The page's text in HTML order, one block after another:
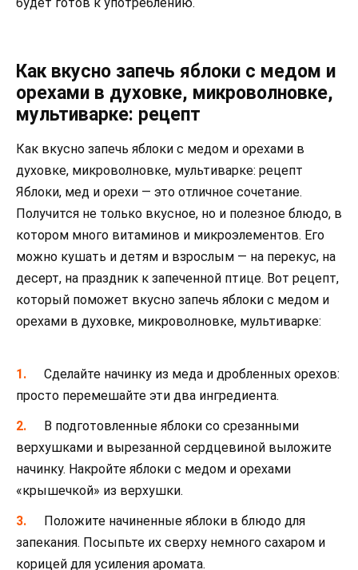
Как вкусно запечь яблоки с медом и
орехами в духовке, микроволновке,
мультиварке: рецепт
Как вкусно запечь яблоки с медом и орехами в
духовке, микроволновке, мультиварке: рецепт
Яблоки, мед и орехи — это отличное сочетание.
Получится не только вкусное, но и полезное блюдо, в
котором много витаминов и микроэлементов. Его
можно кушать и детям и взрослым — на перекус, на
десерт, на праздник к запеченной птице. Вот рецепт,
который поможет вкусно запечь яблоки с медом и
орехами в духовке, микроволновке, мультиварке:
Сделайте начинку из меда и дробленных орехов:
просто перемешайте эти два ингредиента.
В подготовленные яблоки со срезанными
верхушками и вырезанной сердцевиной выложите
начинку. Накройте яблоки с медом и орехами
«крышечкой» из верхушки.
Положите начиненные яблоки в блюдо для
запекания. Посыпьте их сверху немного сахаром и
корицей для усиления аромата.